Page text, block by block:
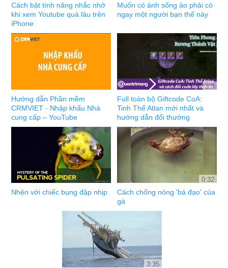
Cách bật tính năng nhắc nhở
khi xem Youtube quá lâu trên
iPhone
Muốn có ảnh sống ảo phải có
ngay một người bạn thế này
Hướng dẫn Phần mềm
CRMVIET - Nhập khẩu Nhà
cung cấp – YouTube
3:3
Full toàn bộ Giftcode CoA:
Tinh Thể Atlan mới nhất và
hướng dẫn đổi thưởng
Nhện với chiếc bụng đập nhịp
0:32
Cách chống nóng 'bá đạo' của
gà
3:35